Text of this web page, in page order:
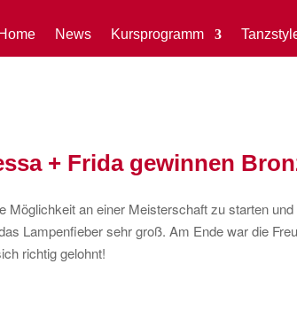
Home News Kursprogramm
+ Frida gewinnen
Möglichkeit an einer Meisterschaft zu starten
Lampenfieber sehr groß. Am Ende war die
richtig gelohnt!